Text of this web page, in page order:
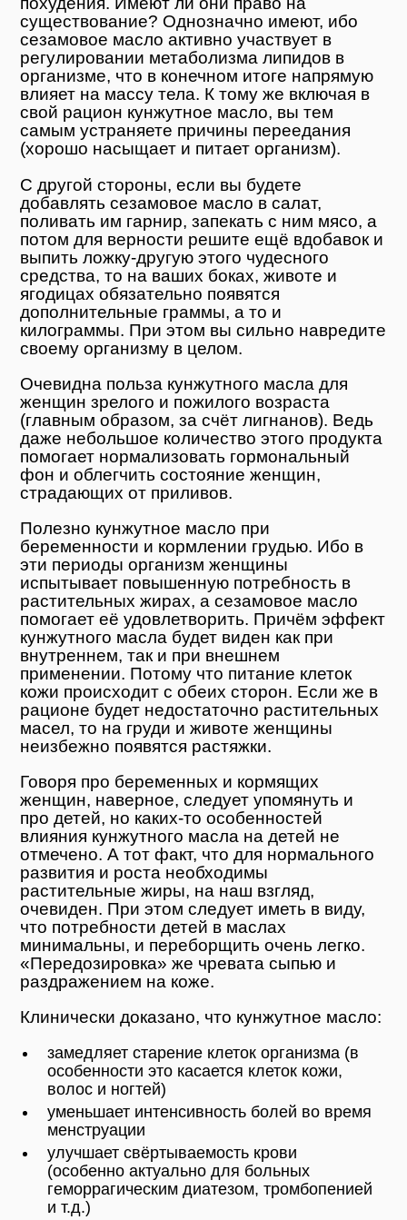
существование? Однозначно имеют, ибо
сезамовое масло активно участвует в
регулировании метаболизма липидов в
организме, что в конечном итоге напрямую
влияет на массу тела. К тому же включая в
свой рацион кунжутное масло, вы тем
самым устраняете причины переедания
(хорошо насыщает и питает организм).
С другой стороны, если вы будете
добавлять сезамовое масло в салат,
поливать им гарнир, запекать с ним мясо, а
потом для верности решите ещё вдобавок и
выпить ложку-другую этого чудесного
средства, то на ваших боках, животе и
ягодицах обязательно появятся
дополнительные граммы, а то и
килограммы. При этом вы сильно навредите
своему организму в целом.
Очевидна польза кунжутного масла для
женщин зрелого и пожилого возраста
(главным образом, за счёт лигнанов). Ведь
даже небольшое количество этого продукта
помогает нормализовать гормональный
фон и облегчить состояние женщин,
страдающих от приливов.
Полезно кунжутное масло при
беременности и кормлении грудью. Ибо в
эти периоды организм женщины
испытывает повышенную потребность в
растительных жирах, а сезамовое масло
помогает её удовлетворить. Причём эффект
кунжутного масла будет виден как при
внутреннем, так и при внешнем
применении. Потому что питание клеток
кожи происходит с обеих сторон. Если же в
рационе будет недостаточно растительных
масел, то на груди и животе женщины
неизбежно появятся растяжки.
Говоря про беременных и кормящих
женщин, наверное, следует упомянуть и
про детей, но каких-то особенностей
влияния кунжутного масла на детей не
отмечено. А тот факт, что для нормального
развития и роста необходимы
растительные жиры, на наш взгляд,
очевиден. При этом следует иметь в виду,
что потребности детей в маслах
минимальны, и переборщить очень легко.
«Передозировка» же чревата сыпью и
раздражением на коже.
Клинически доказано, что кунжутное масло:
замедляет старение клеток организма (в
особенности это касается клеток кожи,
волос и ногтей)
уменьшает интенсивность болей во время
менструации
улучшает свёртываемость крови
(особенно актуально для больных
геморрагическим диатезом, тромбопенией
и т.д.)